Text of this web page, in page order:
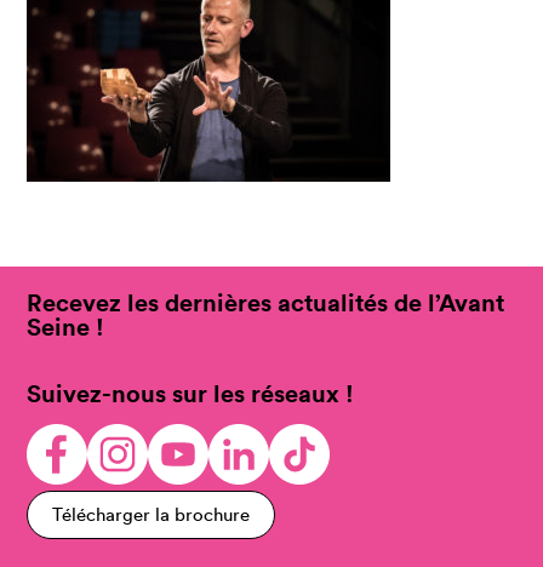
Recevez les dernières actualités de l’Avant
Seine !
Suivez-nous sur les réseaux !
Télécharger la brochure